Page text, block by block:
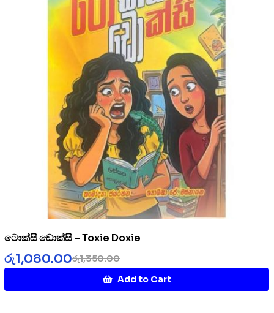
ටොක්සි ඩොක්සි – Toxie Doxie
රු1,350.00
රු1,080.00
Add to Cart